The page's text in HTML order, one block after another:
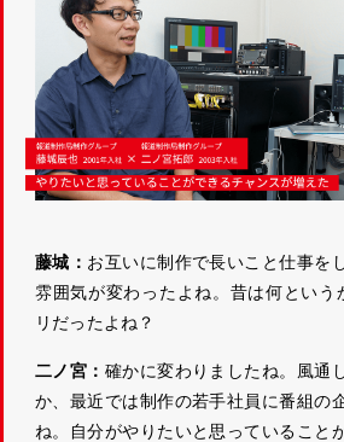
藤城： お互いに制作で長いこと仕事を
雰囲気が変わったよね。昔は何とい
リだったよね？
二ノ宮： 確かに変わりましたね。風通
か、最近では制作の若手社員に番組の
ね。自分がやりたいと思っていること